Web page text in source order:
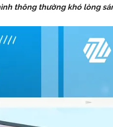
thông thường khó lòng